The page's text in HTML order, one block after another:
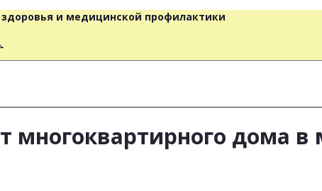
и медицинской профилактики
дома в